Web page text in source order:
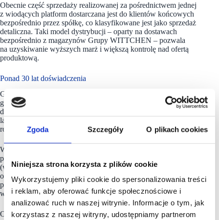
Zgoda Szczegóły O plikach cookies
Niniejsza strona korzysta z plików cookie
Wykorzystujemy pliki cookie do spersonalizowania treści
i reklam, aby oferować funkcje społecznościowe i
analizować ruch w naszej witrynie. Informacje o tym, jak
korzystasz z naszej witryny, udostępniamy partnerom
Obecnie część sprzedaży realizowanej za pośrednictwem jednej
z wiodących platform dostarczana jest do klientów końcowych
bezpośrednio przez spółkę, co klasyfikowane jest jako sprzedaż
detaliczna. Taki model dystrybucji – oparty na dostawach
bezpośrednio z magazynów Grupy WITTCHEN – pozwala
na uzyskiwanie wyższych marż i większą kontrolę nad ofertą
produktową.
Ponad 30 lat doświadczenia
Grupa
zajmuje się sprzedażą ekskluzywnej
galanterii skórzanej, obuwia i odzieży oraz luksusowych
dodatków i akcesoriów podróżnych. Budowana od ponad 30
lat marka WITTCHEN jest jedną z najbardziej
rozpoznawalnych marek premium w Polsce.
Wg stanu na koniec marca 2025 roku, Grupa WITTCHEN
prowadziła sprzedaż poprzez własne e-sklepy w 8 krajach
(wliczając Polskę), 34 platformy marketplace w 23 krajach
oraz sieć ponad 100 salonów stacjonarnych funkcjonujących
pod markami WITTCHEN i WITTCHEN Travel. Posiada
własne centrum logistyczne w podwarszawskich Palmirach.
Od 2015 roku spółkaWITTCHEN S.A.jest notowana